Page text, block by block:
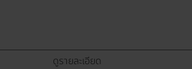
ดูรายละเอียด